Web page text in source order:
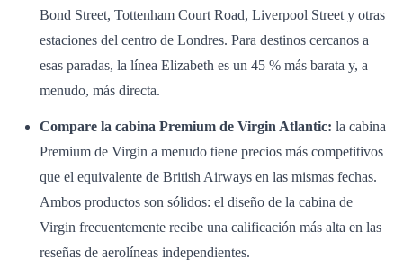
Bond Street, Tottenham Court Road, Liverpool Street y otras
estaciones del centro de Londres. Para destinos cercanos a
esas paradas, la línea Elizabeth es un 45 % más barata y, a
menudo, más directa.
Compare la cabina Premium de Virgin Atlantic: la cabina
Premium de Virgin a menudo tiene precios más competitivos
que el equivalente de British Airways en las mismas fechas.
Ambos productos son sólidos: el diseño de la cabina de
Virgin frecuentemente recibe una calificación más alta en las
reseñas de aerolíneas independientes.